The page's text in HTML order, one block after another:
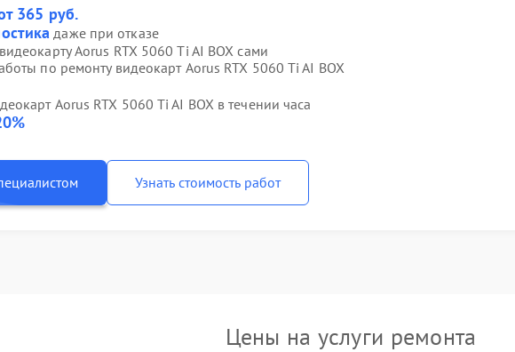
365 руб.
даже при отказе
Aorus RTX 5060 Ti AI BOX сами
по ремонту видеокарт Aorus RTX 5060 Ti AI BOX
Aorus RTX 5060 Ti AI BOX в течении часа
Узнать стоимость работ
Цены на услуги ремонта